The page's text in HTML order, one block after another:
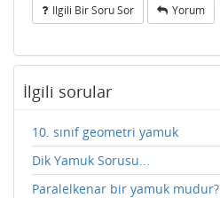
Ilgili Bir Soru Sor Yorum
İlgili sorular
10. sınıf geometri yamuk
Dik Yamuk Sorusu...
Paralelkenar bir yamuk mudur?